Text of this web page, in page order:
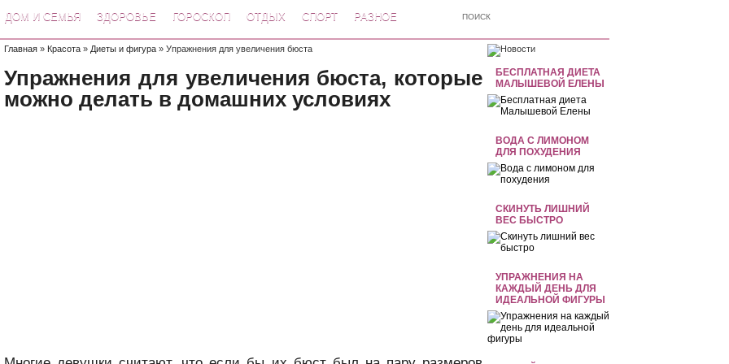
ДОМ И СЕМЬЯ ЗДОРОВЬЕ ГОРОСКОП ОТДЫХ СПОРТ РАЗНОЕ
БЕСПЛАТНАЯ ДИЕТА
МАЛЫШЕВОЙ ЕЛЕНЫ
ВОДА С ЛИМОНОМ
ДЛЯ ПОХУДЕНИЯ
СКИНУТЬ ЛИШНИЙ
ВЕС БЫСТРО
УПРАЖНЕНИЯ НА
КАЖДЫЙ ДЕНЬ ДЛЯ
ИДЕАЛЬНОЙ ФИГУРЫ
Главная » Красота » Диеты и фигура » Упражнения для увеличения бюста
Упражнения для увеличения бюста, которые
можно делать в домашних условиях